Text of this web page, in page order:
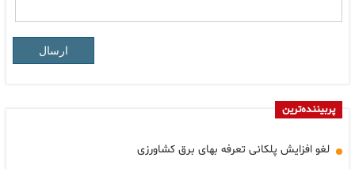
ارسال
پربیننده‌ترین
لغو افزایش پلکانی تعرفه بهای برق کشاورزی